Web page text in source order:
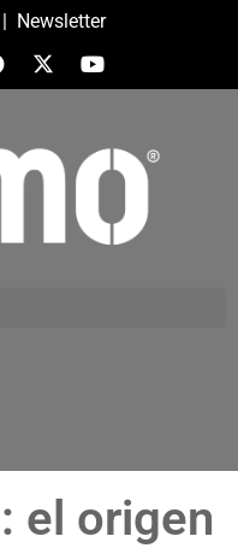
| Newsletter
el origen